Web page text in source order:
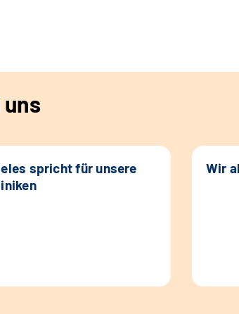
spricht für unsere
Wir